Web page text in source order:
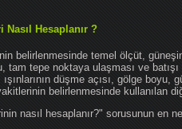
Nasıl Hesaplanır ?
belirlenmesinde temel ölçüt,
tam tepe noktaya ulaşması ve
düşme açısı, gölge
belirlenmesinde kullanılan
nasıl hesaplanır?" sorusunun en